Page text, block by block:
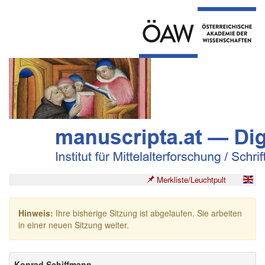
Merkliste/Leuchtpult
Hinweis: Ihre bisherige Sitzung ist abgelaufen. Sie arbeiten
in einer neuen Sitzung weiter.